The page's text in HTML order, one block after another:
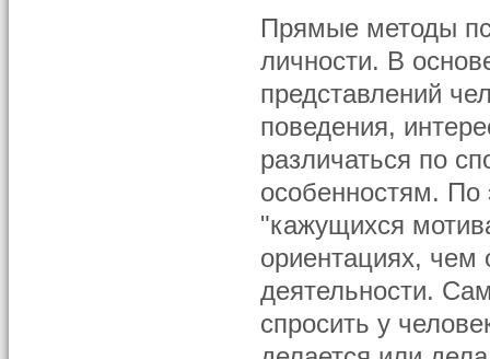
Прямые методы
личности. В
представлений
поведения,
различаться по
особенностям. По
"кажущихся
ориентациях, чем
деятельности.
спросить у